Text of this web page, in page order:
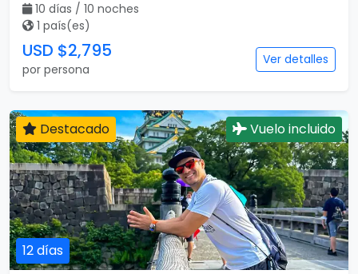
10 días / 10 noches
1 país(es)
USD $2,795
por persona
Ver detalles
12 días
Destacado Vuelo incluido